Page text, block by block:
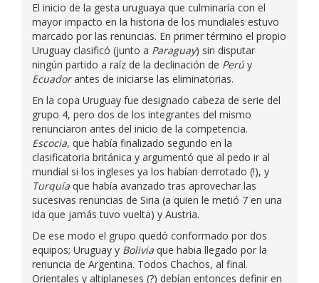
El inicio de la gesta uruguaya que culminaría con el
mayor impacto en la historia de los mundiales estuvo
marcado por las renuncias. En primer término el propio
Uruguay clasificó (junto a Paraguay) sin disputar
ningún partido a raíz de la declinación de Perú y
Ecuadorantes de iniciarse las eliminatorias.
En la copa Uruguay fue designado cabeza de serie del
grupo 4, pero dos de los integrantes del mismo
renunciaron antes del inicio de la competencia.
Escocia, que había finalizado segundo en la
clasificatoria británica y argumentó que al pedo ir al
mundial si los ingleses ya los habían derrotado (!), y
Turquía que había avanzado tras aprovechar las
sucesivas renuncias de Siria (a quien le metió 7 en una
ida que jamás tuvo vuelta) y Austria.
De ese modo el grupo quedó conformado por dos
equipos; Uruguay y Bolivia que habia llegado por la
renuncia de Argentina. Todos Chachos, al final.
Orientales y altiplaneses (?) debían entonces definir en